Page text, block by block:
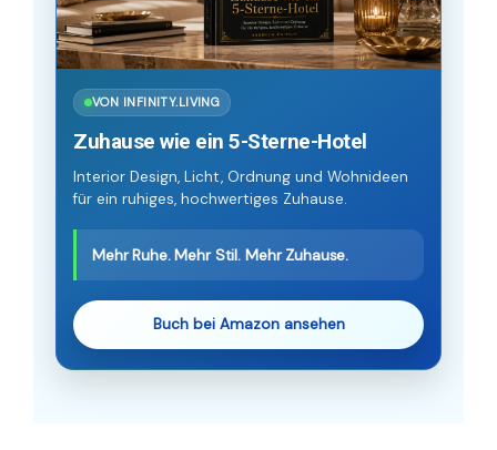
VON INFINITY.LIVING
Zuhause wie ein 5-Sterne-Hotel
Interior Design, Licht, Ordnung und Wohnideen
für ein ruhiges, hochwertiges Zuhause.
Mehr Ruhe. Mehr Stil. Mehr Zuhause.
Buch bei Amazon ansehen